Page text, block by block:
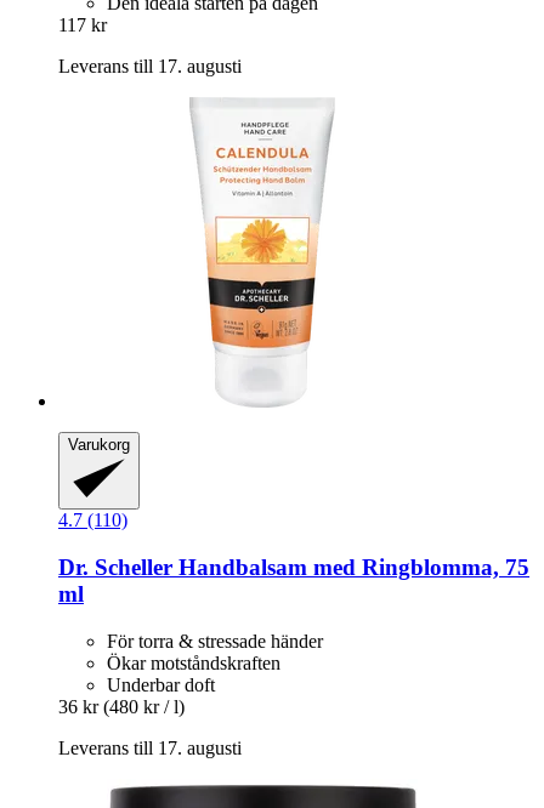
117 kr
Leverans till 17. augusti
Varukorg
4.7 (110)
Dr. Scheller Handbalsam med Ringblomma, 75
ml
För torra & stressade händer
Ökar motståndskraften
Underbar doft
36 kr (480 kr / l)
Leverans till 17. augusti